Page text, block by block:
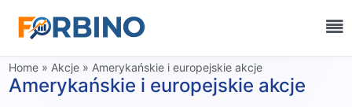
Home » Akcje » Amerykańskie i europejskie akcje
Amerykańskie i europejskie akcje